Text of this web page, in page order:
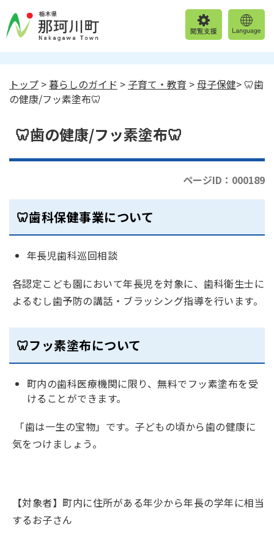
トップ >暮らしのガイド > 子育て・教育 >母子保健> 🦷歯
の健康/フッ素塗布🦷
🦷歯の健康/フッ素塗布🦷
ページID：000189
🦷歯科保健事業について
年長児歯科巡回相談
各認定こども園において年長児を対象に、歯科衛生士に
よるむし歯予防の講話・ブラッシング指導を行います。
🦷フッ素塗布について
町内の歯科医療機関に限り、無料でフッ素塗布を受
けることができます。
「歯は一生の宝物」です。子どもの頃から歯の健康に
気をつけましょう。
【対象者】町内に住所がある年少から年長の学年に相当
するお子さん